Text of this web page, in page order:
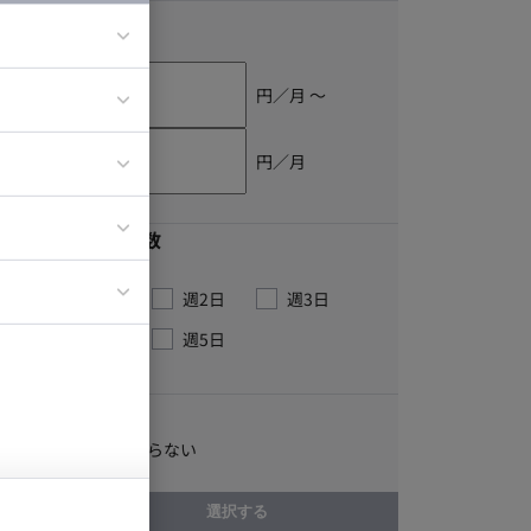
ア
円／月 〜
円／月
最低稼働日数
週1日 週2日
週3日
週5日
職種にこだわらない
選択する